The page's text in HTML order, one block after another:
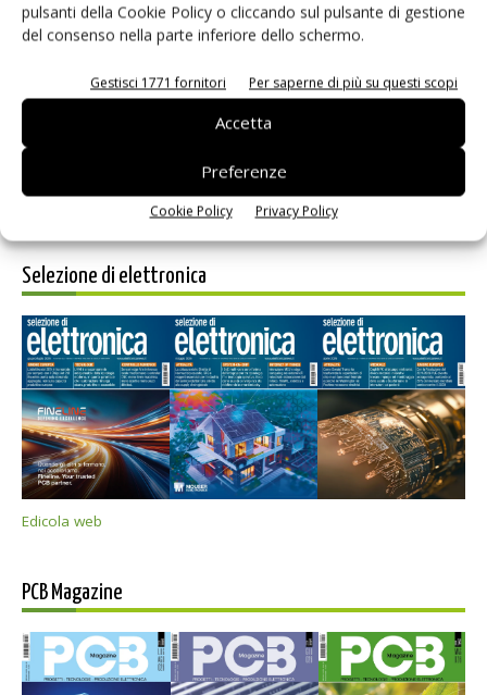
pulsanti della Cookie Policy o cliccando sul pulsante di gestione
del consenso nella parte inferiore dello schermo.
Gestisci 1771 fornitori Per saperne di più su questi scopi
Accetta
Preferenze
Cookie Policy Privacy Policy
Salva il mio nome, email e sito web in questo browser per i
prossimi commenti.
Selezione di elettronica
Edicola web
PCB Magazine